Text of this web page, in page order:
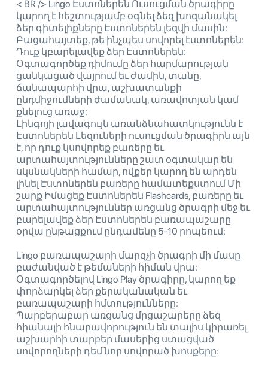
< BR /> Lingo Էստոներեն Ուսուցման ծրագիրը
կարող է հեշտությամբ օգնել ձեզ խոզանակել
ձեր գիտելիքները Էստոներեն լեզվի մասին:
Բացահայտեք, թե ինչպես սովորել էստոներեն:
Դուք կբարելավեք ձեր Էստոներեն:
Օգտագործեք դիմումը ձեր հարմարության
ցանկացած վայրում եւ ժամին, տանը,
ճանապարհի վրա, աշխատանքի
ընդմիջումների ժամանակ, առավոտյան կամ
քնելուց առաջ:
Լինգոյի լավագույն առանձնահատկությունն է
Էստոներեն Լեզուների ուսուցման ծրագիրն այն
է, որ դուք կսովորեք բառերը եւ
արտահայտությունները շատ օգտակար են
սկսնակների համար, ովքեր կարող են արդեն
լինել Էստոներեն բառերը համատեքստում Մի
շարք Իմացեք Էստոներեն Flashcards, բառերը եւ
արտահայտություններ առցանց ծրագրի մեջ եւ
բարելավեք ձեր Էստոներեն բառապաշարը
օրվա ընթացքում ընդամենը 5-10 րոպեում:
Lingo բառապաշարի մարզչի ծրագրի մի մասը
բաժանված է թեմաների հիման վրա:
Օգտագործելով Lingo Play ծրագիրը, կարող եք
փորձարկել ձեր քերականական եւ
բառապաշարի հմտությունները:
Պարբերաբար առցանց մրցաշարերը ձեզ
հիանալի հնարավորություն են տալիս կիրառել
աշխարհի տարբեր մասերից ստացված
սովորողների դեմ նոր սովորած խոսքերը: